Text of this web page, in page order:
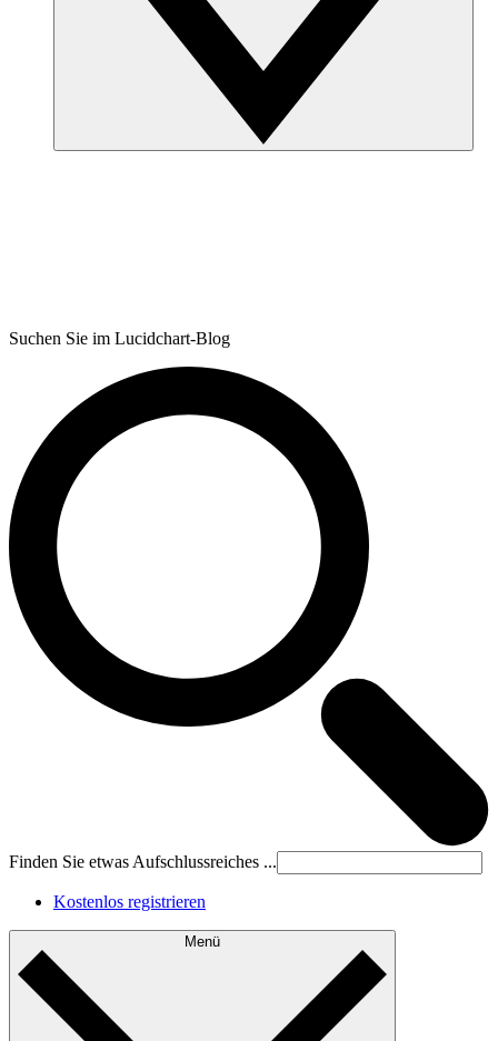
Suchen Sie im Lucidchart-Blog
Finden Sie etwas Aufschlussreiches ...
Kostenlos registrieren
Menü